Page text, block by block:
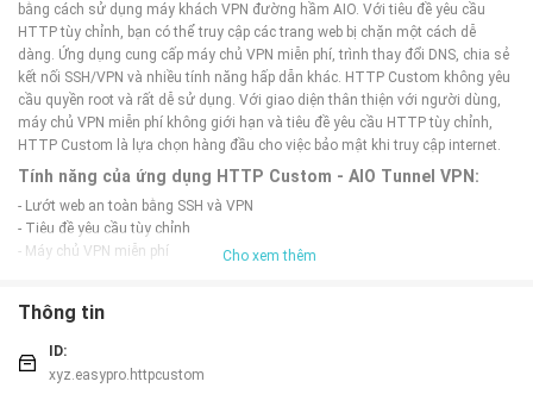
bằng cách sử dụng máy khách VPN đường hầm AIO. Với tiêu đề yêu cầu
HTTP tùy chỉnh, bạn có thể truy cập các trang web bị chặn một cách dễ
dàng. Ứng dụng cung cấp máy chủ VPN miễn phí, trình thay đổi DNS, chia sẻ
kết nối SSH/VPN và nhiều tính năng hấp dẫn khác. HTTP Custom không yêu
cầu quyền root và rất dễ sử dụng. Với giao diện thân thiện với người dùng,
máy chủ VPN miễn phí không giới hạn và tiêu đề yêu cầu HTTP tùy chỉnh,
HTTP Custom là lựa chọn hàng đầu cho việc bảo mật khi truy cập internet.
Tính năng của ứng dụng HTTP Custom - AIO Tunnel VPN:
- Lướt web an toàn bằng SSH và VPN
- Tiêu đề yêu cầu tùy chỉnh
- Máy chủ VPN miễn phí
- Xuất cấu hình
Mẹo chơi HTTP Custom - AIO Tunnel VPN:
- Bật/tắt dữ liệu để buộc dừng VPN khi cần
Cho xem thêm
Thông tin
ID:
xyz.easypro.httpcustom